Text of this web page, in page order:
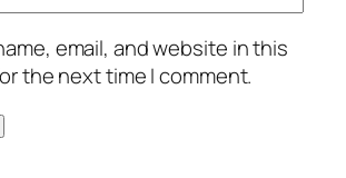
email, and website in this
the next time I comment.